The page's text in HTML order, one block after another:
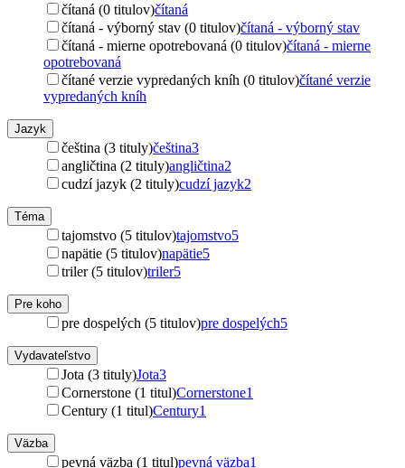
čítaná (0 titulov)čítaná
čítaná - výborný stav (0 titulov)čítaná - výborný stav
čítaná - mierne opotrebovaná (0 titulov)čítaná - mierne
opotrebovaná
čítané verzie vypredaných kníh (0 titulov)čítané verzie
vypredaných kníh
Jazyk
čeština (3 tituly)čeština3
angličtina (2 tituly)angličtina2
cudzí jazyk (2 tituly)cudzí jazyk2
Téma
tajomstvo (5 titulov)tajomstvo5
napätie (5 titulov)napätie5
triler (5 titulov)triler5
Pre koho
pre dospelých (5 titulov)pre dospelých5
Vydavateľstvo
Jota (3 tituly)Jota3
Cornerstone (1 titul)Cornerstone1
Century (1 titul)Century1
Väzba
pevná väzba (1 titul)pevná väzba1